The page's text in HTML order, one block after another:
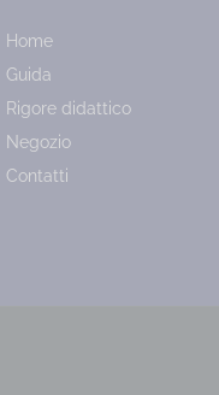
Home
Guida
Rigore didattico
Negozio
Contatti